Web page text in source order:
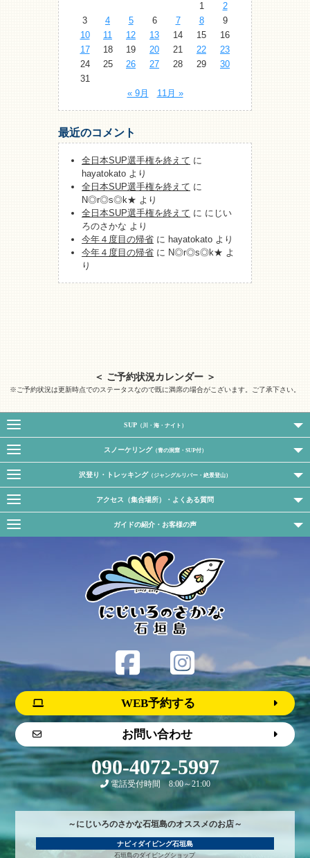
1
2
3
4 5 6 7 8
9
10
11 12 13 14 15
16
17
18 19 20 21 22
23
24
25 26 27 28 29
30
31
« 9月
11月 »
最近のコメント
全日本SUP選手権を終えて に
hayatokato より
全日本SUP選手権を終えて に
N◎r◎s◎k★ より
全日本SUP選手権を終えて に にじい
ろのさかな より
今年４度目の帰省 に hayatokato より
今年４度目の帰省 に N◎r◎s◎k★ よ
り
＜ ご予約状況カレンダー ＞
※ご予約状況は更新時点でのステータスなので既に満席の場合がこざいます。ご了承下さい。
SUP（川・海・ナイト）
スノーケリング （青の洞窟・SUP付）
沢登り・トレッキング （ジャングルリバー・絶景登山）
アクセス（集合場所）・よくある質問
ガイドの紹介・お客様の声
WEB予約する
お問い合わせ
090-4072-5997
電話受付時間 8:00～21:00
～にじいろのさかな石垣島のオススメのお店～
ナビィダイビング石垣島
石垣島のダイビングショップ